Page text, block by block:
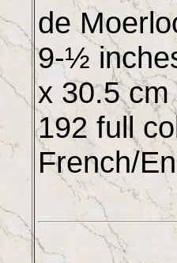
de
9-½
x 30.5
192 full
French/